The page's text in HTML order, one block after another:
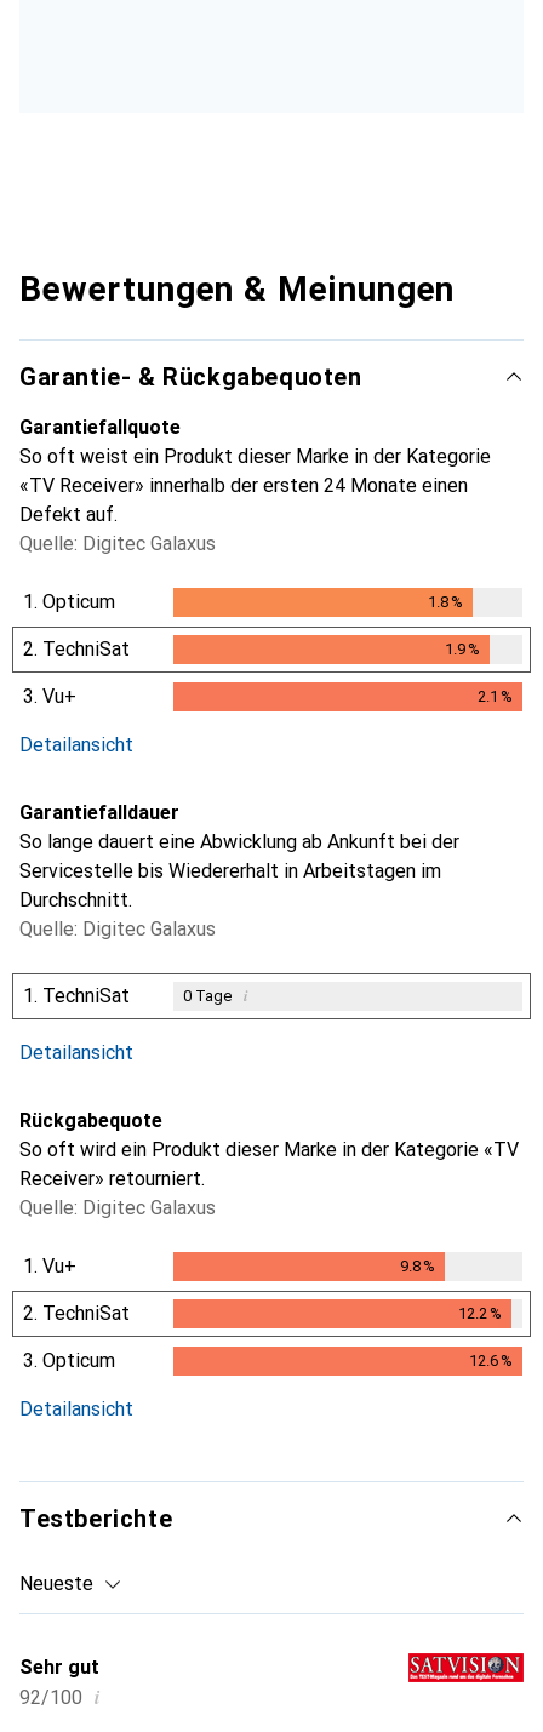
Bewertungen & Meinungen
Garantie- & Rückgabequoten
Garantiefallquote
So oft weist ein Produkt dieser Marke in der Kategorie
«TV Receiver» innerhalb der ersten 24 Monate einen
Defekt auf.
Quelle: Digitec Galaxus
1. Opticum 1.8%
1.8%
2. TechniSat 1.9%
1.9%
3. Vu+ 2.1 %
Detailansicht
Garantiefalldauer
So lange dauert eine Abwicklung ab Ankunft bei der
Servicestelle bis Wiedererhalt in Arbeitstagen im
Durchschnitt.
Quelle: Digitec Galaxus
1. TechniSat 0Tage i
Detailansicht
Rückgabequote
So oft wird ein Produkt dieser Marke in der Kategorie «TV
Receiver» retourniert.
Quelle: Digitec Galaxus
1. Vu+ 9.8%
2. TechniSat 12.2 %
12.2%
3. Opticum 12.6%
Detailansicht
Testberichte
Neueste
Sehr gut
92/100 i